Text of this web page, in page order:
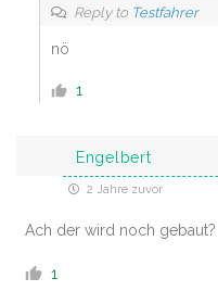
Reply to Testfahrer
nö
1
Engelbert
2 Jahre zuvor
Ach der wird noch gebaut?
1